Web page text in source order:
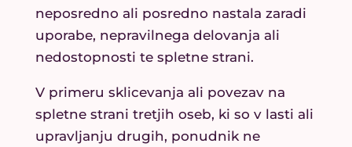
neposredno ali posredno nastala zaradi
uporabe, nepravilnega delovanja ali
nedostopnosti te spletne strani.
V primeru sklicevanja ali povezav na
spletne strani tretjih oseb, ki so v lasti ali
upravljanju drugih, ponudnik ne